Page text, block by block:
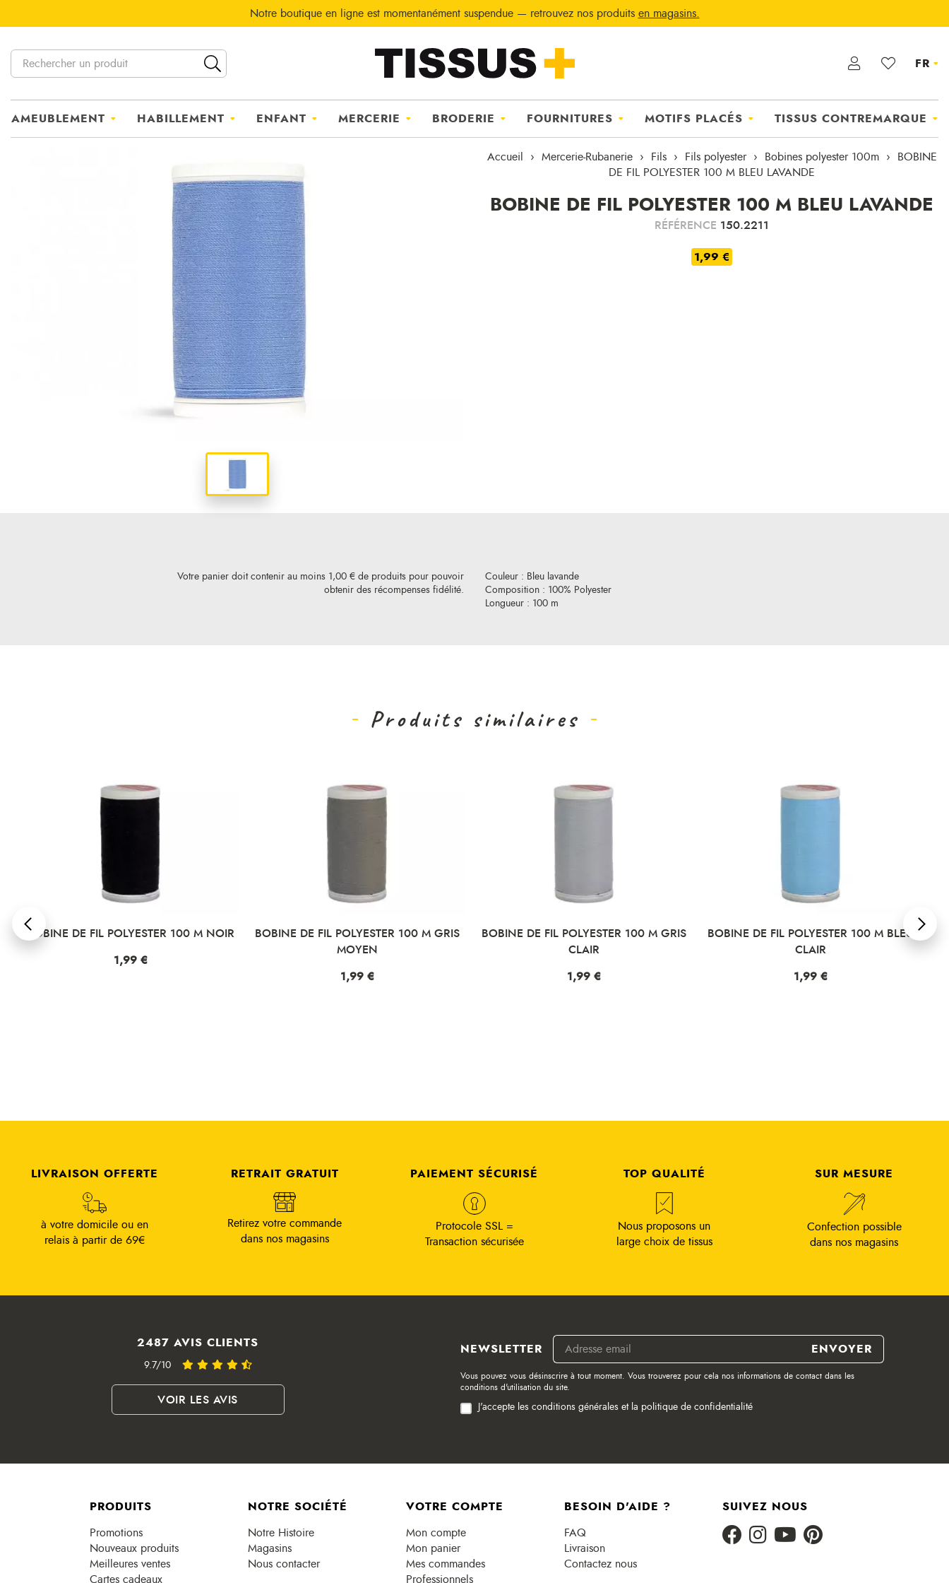
Notre boutique en ligne est momentanément suspendue — retrouvez nos produits en magasins.
FR
AMEUBLEMENT HABILLEMENT ENFANT MERCERIE BRODERIE FOURNITURES MOTIFS PLACÉS TISSUS CONTREMARQUE
Accueil Mercerie-Rubanerie Fils Fils polyester Bobines polyester 100m
BOBINE
DE FIL POLYESTER 100 M BLEU LAVANDE
BOBINE DE FIL POLYESTER 100 M BLEU LAVANDE
RÉFÉRENCE 150.2211
1,99 €
Votre panier doit contenir au moins 1,00 € de produits pour pouvoir
obtenir des récompenses fidélité.
Couleur : Bleu lavande
Composition : 100% Polyester
Longueur : 100 m
Produits similaires
BOBINE DE FIL POLYESTER 100 M GRIS
BOBINE DE FIL POLYESTER 100 M GRIS
CLAIR
Prix
1,99 €
BOBINE DE FIL POLYESTER 100 M BLEU
CLAIR
Prix
1,99 €
BOBINE DE FIL POLYESTER 100 M BLEU
LIVRAISON OFFERTE
à votre domicile ou en
relais à partir de 69€
RETRAIT GRATUIT
Retirez votre commande
dans nos magasins
PAIEMENT SÉCURISÉ
Protocole SSL =
Transaction sécurisée
TOP QUALITÉ
Nous proposons un
large choix de tissus
SUR MESURE
Confection possible
dans nos magasins
2487 AVIS CLIENTS
9.7/10
VOIR LES AVIS
NEWSLETTER
Vous pouvez vous désinscrire à tout moment. Vous trouverez pour cela nos informations de contact dans les
conditions d'utilisation du site.
J'accepte les conditions générales et la politique de confidentialité
PRODUITS
Promotions
Nouveaux produits
Meilleures ventes
Cartes cadeaux
NOTRE SOCIÉTÉ
Notre Histoire
Magasins
Nous contacter
VOTRE COMPTE
Mon compte
Mon panier
Mes commandes
Professionnels
BESOIN D'AIDE ?
FAQ
Livraison
Contactez nous
SUIVEZ NOUS